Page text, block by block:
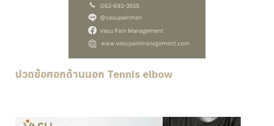
ปวดข้อศอกด้านนอก Tennis elbow